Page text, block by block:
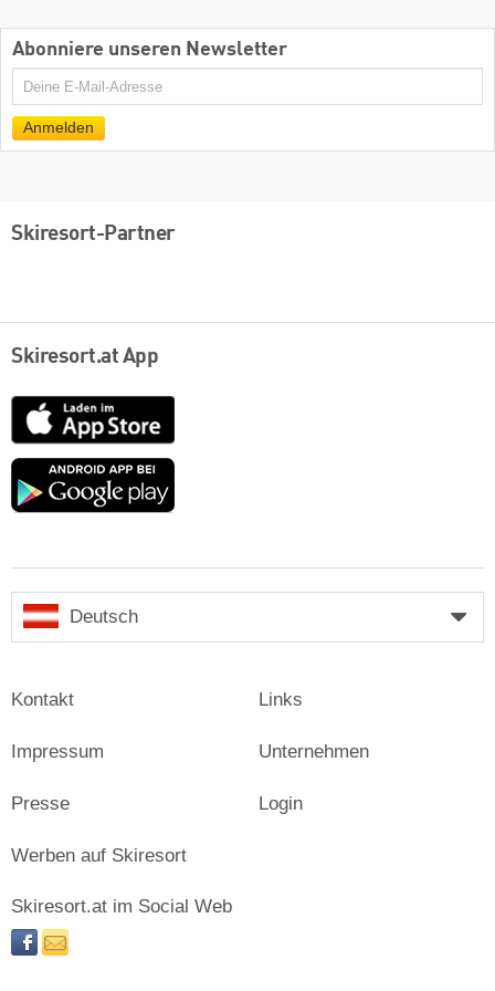
Abonniere unseren Newsletter
E-
Anmelden
Skiresort-Partner
Skiresort.at App
App
Store
Google
Deutsch
Kontakt
Impressum
Presse
Links
Unternehmen
Login
Werben auf Skiresort
Skiresort.at im Social Web
facebooknewsletter